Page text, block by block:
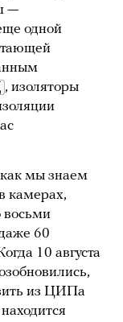
—
одной
, изоляторы
как мы знаем
камерах,
восьми
60
10 августа
из ЦИПа